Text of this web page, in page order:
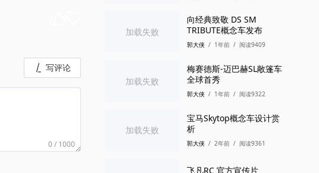
写评论
0 / 1000
加载失败
向经典致敬 DS SM
TRIBUTE概念车发布
郭大侠 / 1年前 / 阅读9409
加载失败
梅赛德斯-迈巴赫SL敞篷车
全球首秀
郭大侠 / 1年前 / 阅读9322
加载失败
宝马Skytop概念车设计赏
析
郭大侠 / 2年前 / 阅读9361
飞凡RC 官方宣传片